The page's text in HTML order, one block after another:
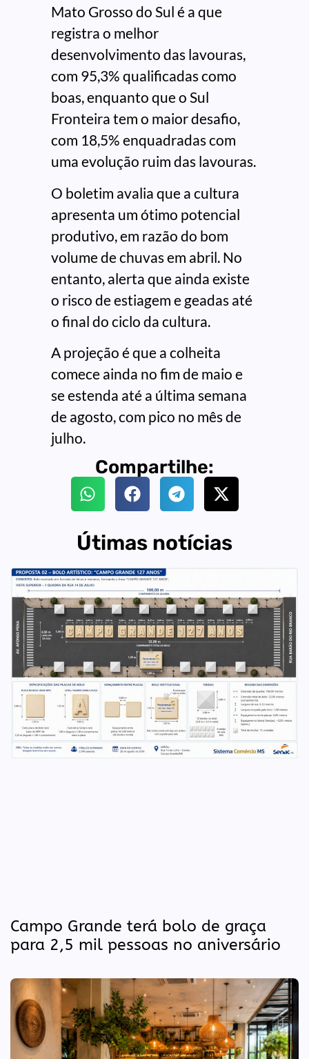
Mato Grosso do Sul é a que
registra o melhor
desenvolvimento das lavouras,
com 95,3% qualificadas como
boas, enquanto que o Sul
Fronteira tem o maior desafio,
com 18,5% enquadradas com
uma evolução ruim das lavouras.
O boletim avalia que a cultura
apresenta um ótimo potencial
produtivo, em razão do bom
volume de chuvas em abril. No
entanto, alerta que ainda existe
o risco de estiagem e geadas até
o final do ciclo da cultura.
A projeção é que a colheita
comece ainda no fim de maio e
se estenda até a última semana
de agosto, com pico no mês de
julho.
Compartilhe:
Útimas notícias
Campo Grande terá bolo de graça
para 2,5 mil pessoas no aniversário